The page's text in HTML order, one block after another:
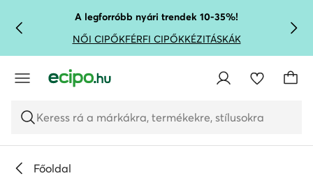
UGRÁS A FŐ TARTALOMRA
UGRÁS A KERESÉSHEZA legforróbb nyári trendek 10-35%!
NŐI CIPŐKFÉRFI CIPŐKKÉZITÁSKÁK
Keress rá a márkákra, termékekre, stílusokra
Főoldal